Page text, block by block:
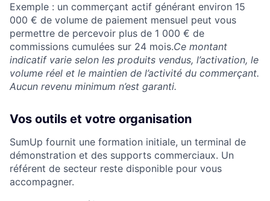
Exemple : un commerçant actif générant environ 15
000 € de volume de paiement mensuel peut vous
permettre de percevoir plus de 1 000 € de
commissions cumulées sur 24 mois.Ce montant
indicatif varie selon les produits vendus, l’activation, le
volume réel et le maintien de l’activité du commerçant.
Aucun revenu minimum n’est garanti.
Vos outils et votre organisation
SumUp fournit une formation initiale, un terminal de
démonstration et des supports commerciaux. Un
référent de secteur reste disponible pour vous
accompagner.